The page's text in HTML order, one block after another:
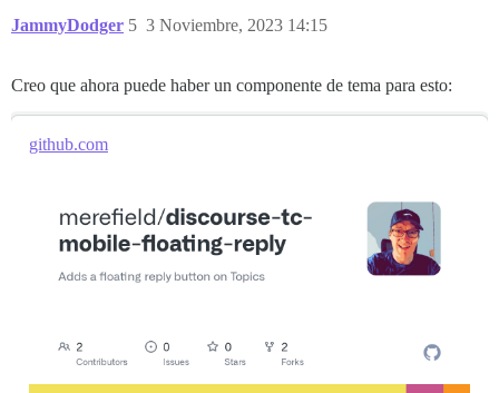
JammyDodger 3 Noviembre, 2023 14:15
5
Creo que ahora puede haber un componente de tema para esto:
github.com